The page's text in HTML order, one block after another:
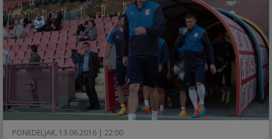
PONEDELJAK, 13.06.2016 | 22:00